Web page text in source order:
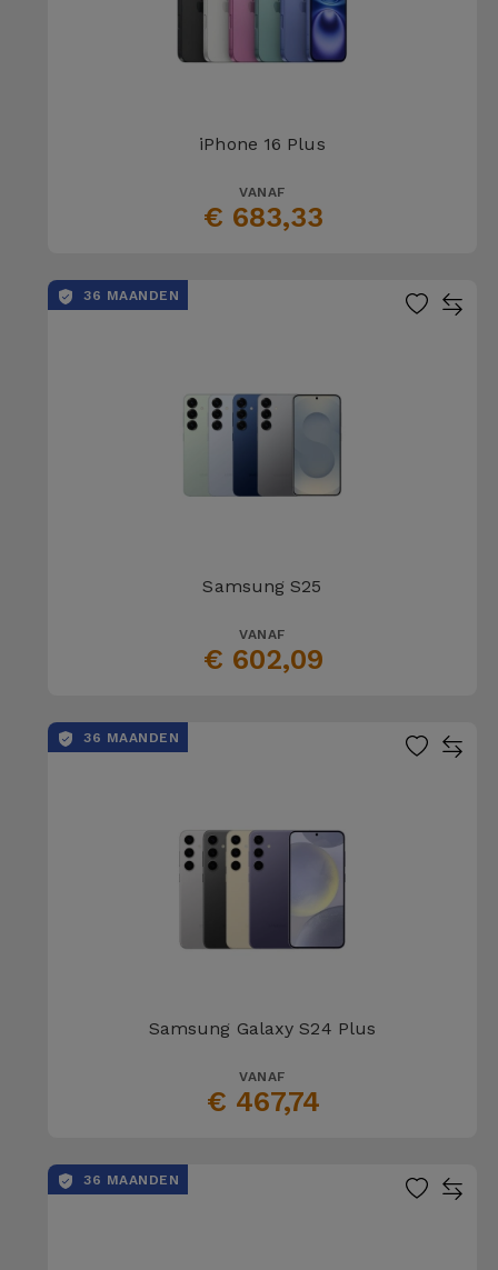
iPhone 16 Plus
VANAF
€ 683,33
36 MAANDEN
Samsung S25
VANAF
€ 602,09
36 MAANDEN
Samsung Galaxy S24 Plus
VANAF
€ 467,74
36 MAANDEN